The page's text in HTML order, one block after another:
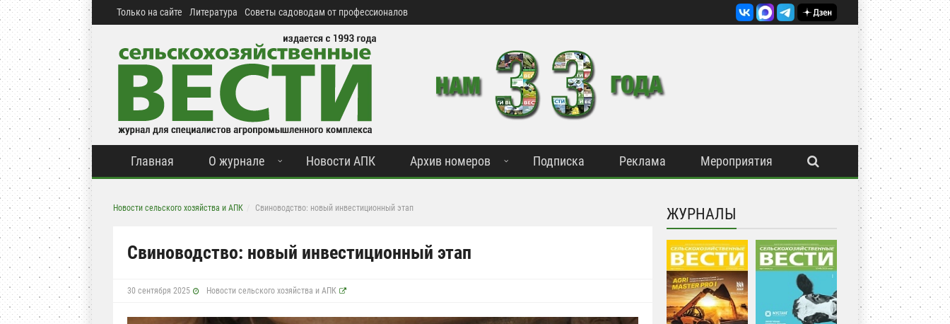
Только на сайте Литература Советы садоводам от профессионалов
Главная О журнале Новости АПК Архив номеров Подписка Реклама Мероприятия
Новости сельского хозяйства и АПК Свиноводство: новый инвестиционный этап
Свиноводство: новый инвестиционный этап
30 сентября 2025 Новости сельского хозяйства и АПК
ЖУРНАЛЫ